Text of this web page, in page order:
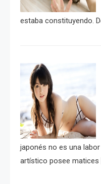
estaba constituyendo.
japonés no es una
artístico posee matices